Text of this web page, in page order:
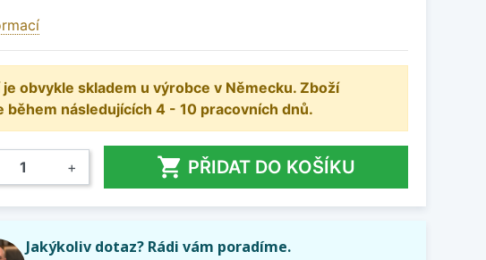
obvykle skladem u výrobce v Německu. Zboží
během následujících 4 - 10 pracovních dnů.
+  PŘIDAT DO KOŠÍKU
Jakýkoliv dotaz? Rádi vám poradíme.